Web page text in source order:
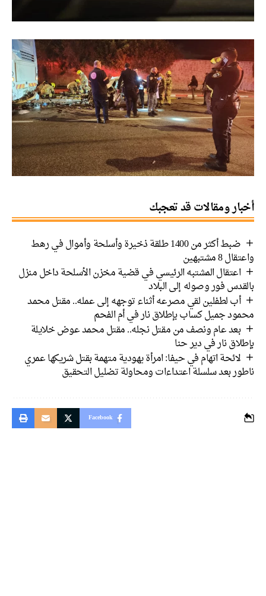
ومقالات قد تعجبك
ضبط أكثر من 1400 طلقة ذخيرة وأسلحة وأموال في رهط
المشتبه الرئيسي في قضية مخزن الأسلحة داخل منزل
فور وصوله إلى البلاد
لطفلين لقي مصرعه أثناء توجهه إلى عمله.. مقتل محمد
جميل كساب بإطلاق نار في أم الفحم
عام ونصف من مقتل نجله.. مقتل محمد عوض خلايلة
نار في دير حنا
اتهام في حيفا: امرأة يهودية متهمة بقتل شريكها عمري
بعد سلسلة اعتداءات ومحاولة تضليل التحقيق
Facebook